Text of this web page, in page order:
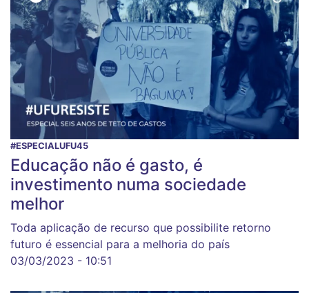
#ESPECIALUFU45
Educação não é gasto, é
investimento numa sociedade
melhor
Toda aplicação de recurso que possibilite retorno
futuro é essencial para a melhoria do país
03/03/2023 - 10:51